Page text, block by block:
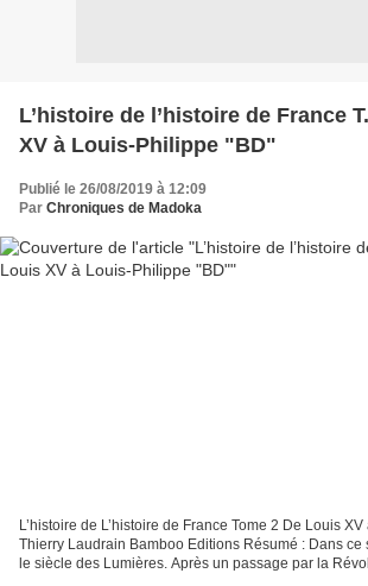
L’histoire de l’histoire de France
XV à Louis-Philippe "BD"
Publié le 26/08/2019 à 12:09
Par Chroniques de Madoka
L’histoire de L’histoire de France Tome 2 De Louis
Thierry Laudrain Bamboo Editions Résumé : Dans ce
le siècle des Lumières. Après un passage par la